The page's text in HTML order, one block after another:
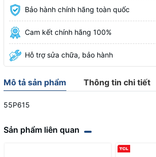
Bảo hành chính hãng toàn quốc
Cam kết chính hãng 100%
Hỗ trợ sửa chữa, bảo hành
Mô tả sản phẩm Thông tin chi tiết
55P615
Sản phẩm liên quan